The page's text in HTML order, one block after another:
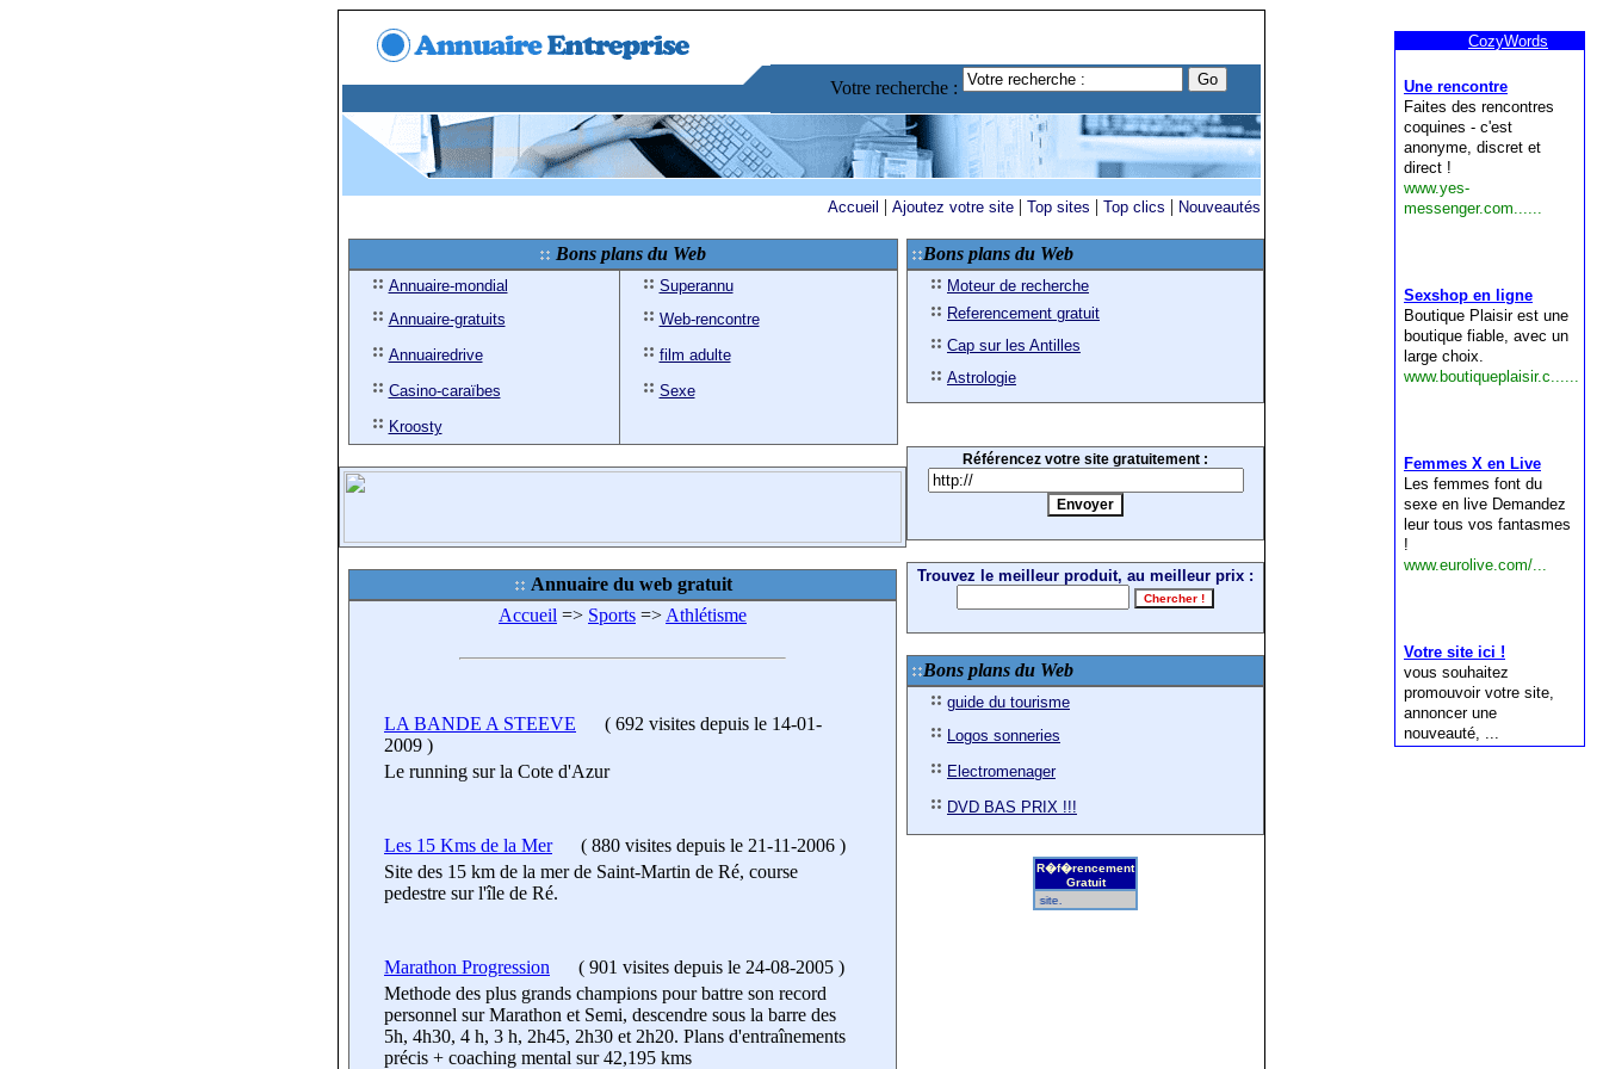
Votre recherche :
Accueil | Ajoutez votre site | Top sites | Top clics | Nouveautés
Bons plans du Web
Annuaire-mondial
Annuaire-gratuits
Annuairedrive
Casino-caraïbes
Kroosty
Superannu
Web-rencontre
film adulte
Sexe
Annuaire du web gratuit
Accueil => Sports => Athlétisme
LA BANDE A STEEVE ( 692 visites depuis le 14-01-
2009 )
Le running sur la Cote d'Azur
Les 15 Kms de la Mer( 880 visites depuis le 21-11-2006 )
Site des 15 km de la mer de Saint-Martin de Ré, course
pedestre sur l'île de Ré.
Marathon Progression ( 901 visites depuis le 24-08-2005 )
Methode des plus grands champions pour battre son record
personnel sur Marathon et Semi, descendre sous la barre des
5h, 4h30, 4 h, 3 h, 2h45, 2h30 et 2h20. Plans d'entraînements
précis + coaching mental sur 42,195 kms
Bons plans du Web
Moteur de recherche
Referencement gratuit
Cap sur les Antilles
Astrologie
Référencez votre site gratuitement :
Trouvez le meilleur produit, au meilleur prix :
Bons plans du Web
guide du tourisme
Logos sonneries
Electromenager
DVD BAS PRIX !!!
R�f�rencement
Gratuit
R�f�rencez gratuitement votre site.